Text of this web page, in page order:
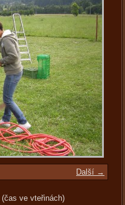
Další →
(čas ve vteřinách)